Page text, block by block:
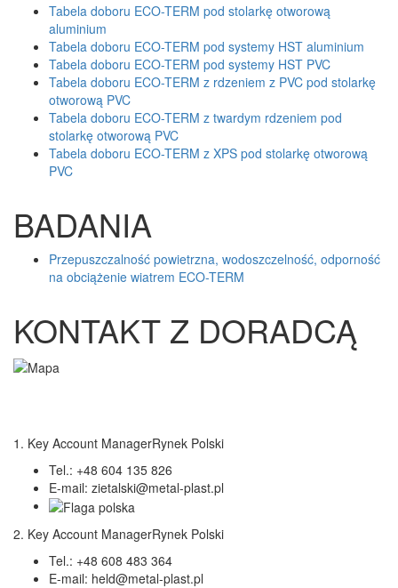
Tabela doboru ECO-TERM pod stolarkę otworową
aluminium
Tabela doboru ECO-TERM pod systemy HST aluminium
Tabela doboru ECO-TERM pod systemy HST PVC
Tabela doboru ECO-TERM z rdzeniem z PVC pod stolarkę
otworową PVC
Tabela doboru ECO-TERM z twardym rdzeniem pod
stolarkę otworową PVC
Tabela doboru ECO-TERM z XPS pod stolarkę otworową
PVC
BADANIA
Przepuszczalność powietrzna, wodoszczelność, odporność
na obciążenie wiatrem ECO-TERM
KONTAKT Z DORADCĄ
1. Key Account ManagerRynek Polski
Tel.: +48 604 135 826
E-mail: zietalski@metal-plast.pl
2. Key Account ManagerRynek Polski
Tel.: +48 608 483 364
E-mail: held@metal-plast.pl